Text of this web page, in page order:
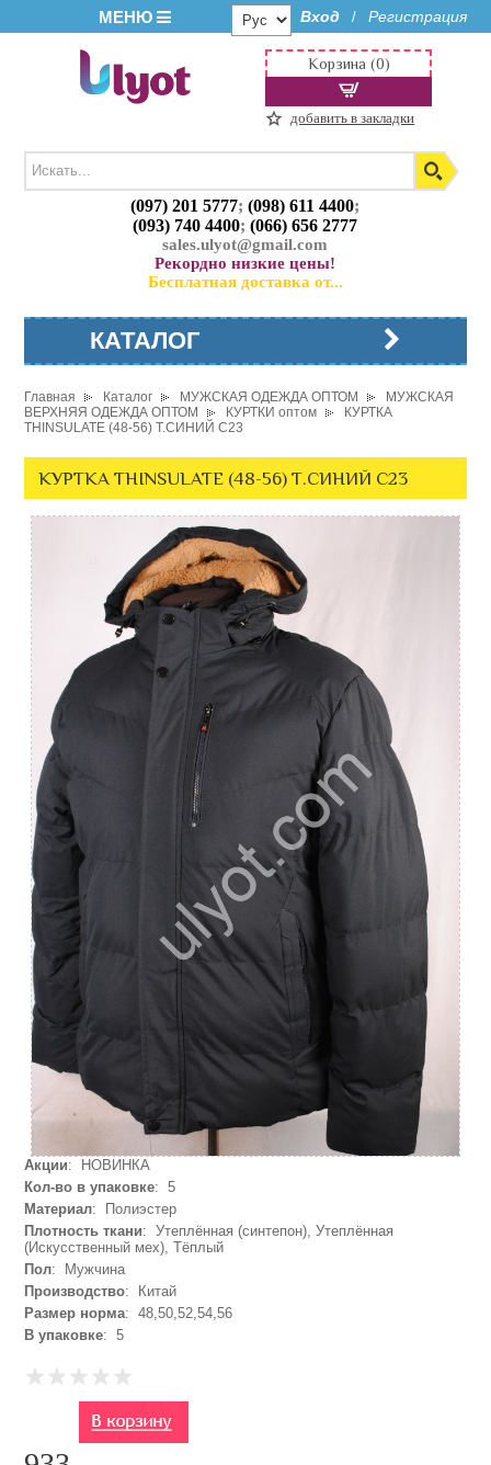
МЕНЮ Вход / Регистрация
(097) 201 5777;(098) 611 4400;
(093) 740 4400;(066) 656 2777
sales.ulyot@gmail.com
Рекордно низкие цены!
Бесплатная доставка от...
Корзина (0)
добавить в закладки
КАТАЛОГ
Главная Каталог МУЖСКАЯ ОДЕЖДА ОПТОМ
МУЖСКАЯ
ВЕРХНЯЯ ОДЕЖДА ОПТОМ
КУРТКИ оптом
КУРТКА
THINSULATE (48-56) Т.СИНИЙ C23
КУРТКА THINSULATE (48-56) Т.СИНИЙ C23
Акции: НОВИНКА
Кол-во в упаковке: 5
Материал: Полиэстер
Плотность ткани: Утеплённая (синтепон), Утеплённая
(Искусственный мех), Тёплый
Пол: Мужчина
Производство: Китай
Размер норма: 48,50,52,54,56
В упаковке: 5